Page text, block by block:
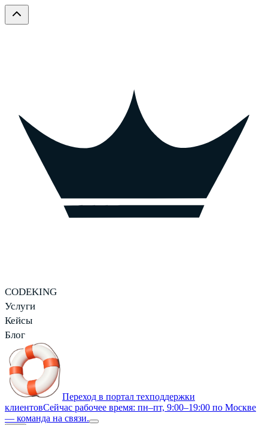
CODEKING
Услуги
Кейсы
Блог
Переход в портал техподдержки
клиентовСейчас рабочее время: пн–пт, 9:00–19:00 по Москве
— команда на связи.